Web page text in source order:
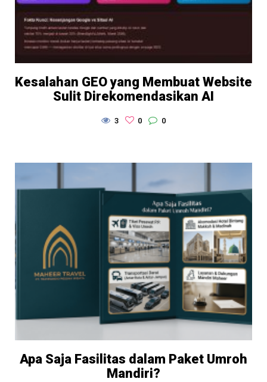
Kesalahan GEO yang Membuat Website
Sulit Direkomendasikan AI
3 0 0
Apa Saja Fasilitas dalam Paket Umroh
Mandiri?